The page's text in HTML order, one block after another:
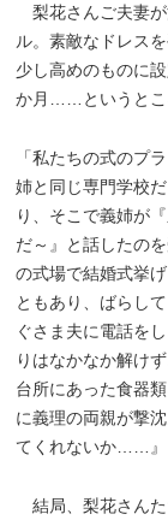
梨花さんご夫妻
ル。素敵なドレス
少し高めのものに
か月……というとこ
「私たちの式のプ
姉と同じ専門学校
り、そこで義姉が
だ～』と話したの
の式場で結婚式挙
ともあり、ばらし
ぐさま夫に電話を
りはなかなか解け
台所にあった食器
に義理の両親が撃
てくれないか……』
結局、梨花さんた